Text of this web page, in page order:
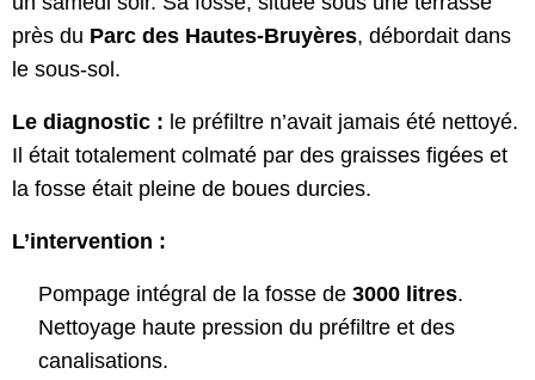
près du Parc des Hautes-Bruyères, débordait dans
le sous-sol.
Le diagnostic : le préfiltre n’avait jamais été nettoyé.
Il était totalement colmaté par des graisses figées et
la fosse était pleine de boues durcies.
L’intervention :
Pompage intégral de la fosse de 3000 litres.
Nettoyage haute pression du préfiltre et des
canalisations.